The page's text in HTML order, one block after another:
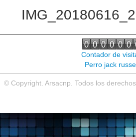
Contador de
Perro jack
© Copyright. Arsacnp. Todos los